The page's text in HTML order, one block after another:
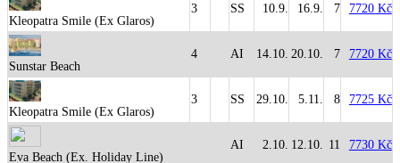
Kleopatra Smile (Ex Glaros)
3 SS 10.9. 16.9. 7 7720 Kč
Sunstar Beach
4 AI 14.10. 20.10. 7 7720 Kč
Kleopatra Smile (Ex Glaros)
3 SS 29.10. 5.11. 8 7725 Kč
Eva Beach (Ex. Holiday Line)
AI 2.10. 12.10. 11 7730 Kč